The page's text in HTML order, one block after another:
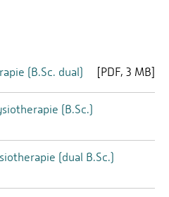
nachweisen.
Sie ausschließlich an der
zwei fachspezifische
Bachelor-Abschlussarbeit
(B.Sc. dual) [PDF 3 MB]
(B.Sc.)
(dual B.Sc.)